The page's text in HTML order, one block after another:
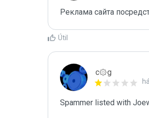
Реклама сайта
Útil
c۞g
Spammer listed with